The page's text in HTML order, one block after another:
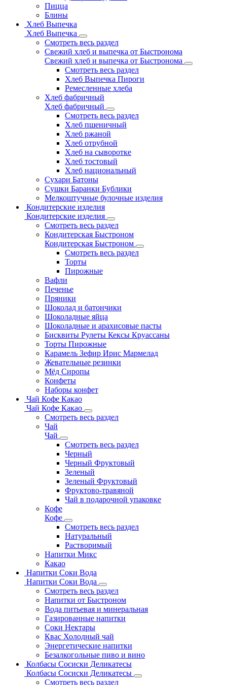
Пицца
Блины
Хлеб Выпечка
Хлеб Выпечка
Смотреть весь раздел
Свежий хлеб и выпечка от Быстронома
Свежий хлеб и выпечка от Быстронома
Смотреть весь раздел
Хлеб Выпечка Пироги
Ремесленные хлеба
Хлеб фабричный
Хлеб фабричный
Смотреть весь раздел
Хлеб пшеничный
Хлеб ржаной
Хлеб отрубной
Хлеб на сыворотке
Хлеб тостовый
Хлеб национальный
Сухари Батоны
Сушки Баранки Бублики
Мелкоштучные булочные изделия
Кондитерские изделия
Кондитерские изделия
Смотреть весь раздел
Кондитерская Быстроном
Кондитерская Быстроном
Смотреть весь раздел
Торты
Пирожные
Вафли
Печенье
Пряники
Шоколад и батончики
Шоколадные яйца
Шоколадные и арахисовые пасты
Бисквиты Рулеты Кексы Круассаны
Торты Пирожные
Карамель Зефир Ирис Мармелад
Жевательные резинки
Мёд Сиропы
Конфеты
Наборы конфет
Чай Кофе Какао
Чай Кофе Какао
Смотреть весь раздел
Чай
Чай
Смотреть весь раздел
Черный
Черный Фруктовый
Зеленый
Зеленый Фруктовый
Фруктово-травяной
Чай в подарочной упаковке
Кофе
Кофе
Смотреть весь раздел
Натуральный
Растворимый
Напитки Микс
Какао
Напитки Соки Вода
Напитки Соки Вода
Смотреть весь раздел
Напитки от Быстроном
Вода питьевая и минеральная
Газированные напитки
Соки Нектары
Квас Холодный чай
Энергетические напитки
Безалкогольные пиво и вино
Колбасы Сосиски Деликатесы
Колбасы Сосиски Деликатесы
Смотреть весь раздел